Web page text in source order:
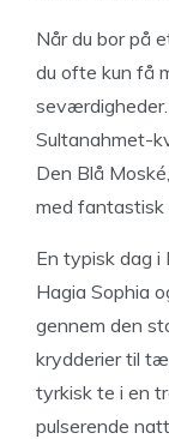
Når du bor på
du ofte kun få
Sultanahmet-
Den Blå
med
En typisk dag
Hagia Sophia
gennem den
krydderier til
tyrkisk te i en
pulserende